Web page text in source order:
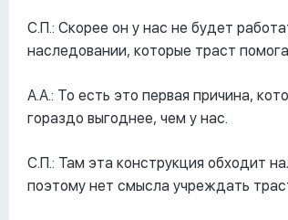
С.П.: Скорее он у нас не будет
наследовании, которые траст
А.А.: То есть это первая причина,
гораздо выгоднее, чем у нас.
С.П.: Там эта конструкция обходит
поэтому нет смысла учреждать